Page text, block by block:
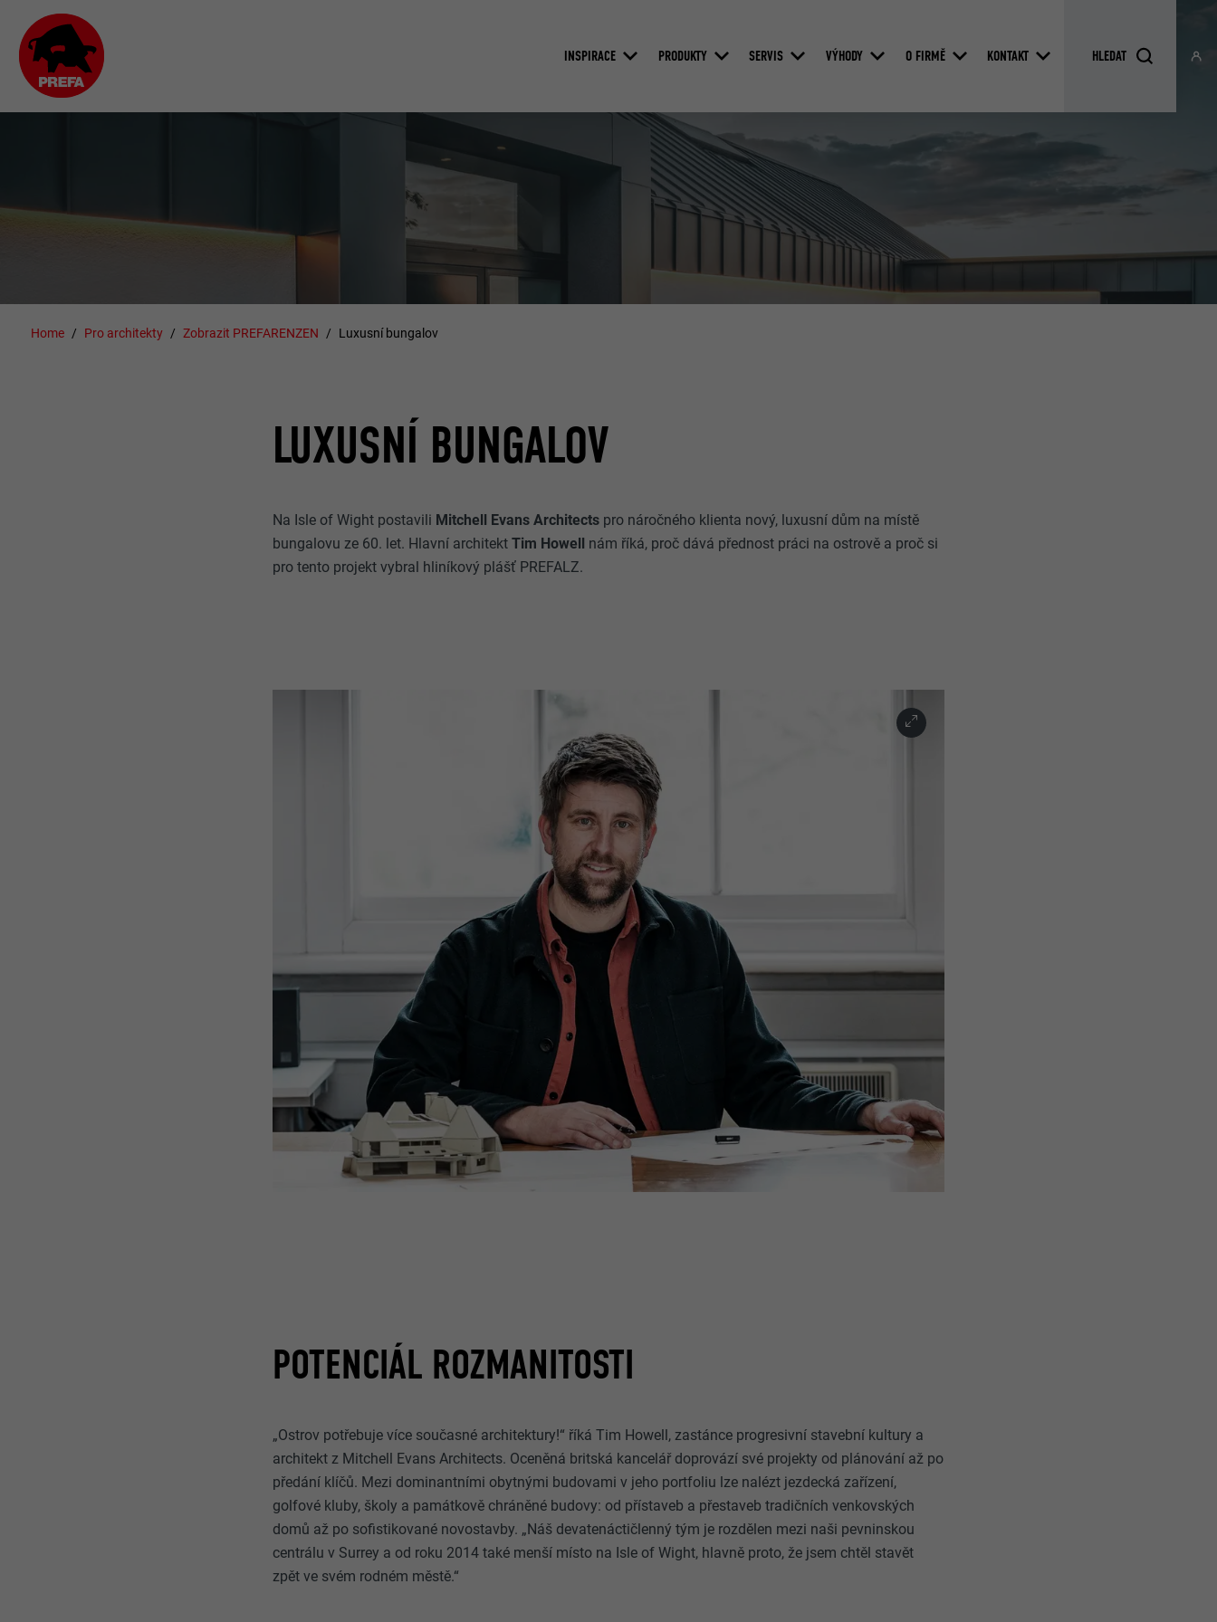
INSPIRACE PRODUKTY SERVIS VÝHODY O FIRMĚ KONTAKT
Home Pro architekty Zobrazit PREFARENZEN Luxusní bungalov
LUXUSNÍ BUNGALOV
Na Isle of Wight postavili Mitchell Evans Architects pro náročného klienta nový, luxusní dům na místě
bungalovu ze 60. let. Hlavní architektTim Howell nám říká, proč dává přednost práci na ostrově a proč si
pro tento projekt vybral hliníkový plášť PREFALZ.
POTENCIÁL ROZMANITOSTI
„Ostrov potřebuje více současné architektury!“ říká Tim Howell, zastánce progresivní stavební kultury a
architekt z Mitchell Evans Architects. Oceněná britská kancelář doprovází své projekty od plánování až po
předání klíčů. Mezi dominantními obytnými budovami v jeho portfoliu lze nalézt jezdecká zařízení,
golfové kluby, školy a památkově chráněné budovy: od přístaveb a přestaveb tradičních venkovských
domů až po sofistikované novostavby. „Náš devatenáctičlenný tým je rozdělen mezi naši pevninskou
centrálu v Surrey a od roku 2014 také menší místo na Isle of Wight, hlavně proto, že jsem chtěl stavět
zpět ve svém rodném městě.“